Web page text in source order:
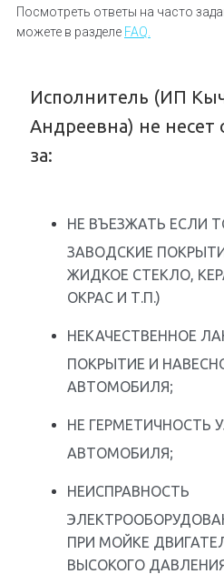
Посмотреть ответы на часто
можете в разделе FAQ.
Исполнитель (ИП
Андреевна) не несет
за:
НЕ ВЪЕЗЖАТЬ ЕСЛИ
ЗАВОДСКИЕ
ЖИДКОЕ СТЕКЛО,
ОКРАС И Т.П.)
НЕКАЧЕСТВЕННОЕ
ПОКРЫТИЕ И
АВТОМОБИЛЯ;
НЕ ГЕРМЕТИЧНОСТЬ
АВТОМОБИЛЯ;
НЕИСПРАВНОСТЬ
ПРИ МОЙКЕ
ВЫСОКОГО